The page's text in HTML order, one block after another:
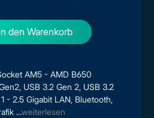
AM5 - AMD B650
USB 3.2 Gen 2, USB 3.2
- 2.5 Gigabit LAN, Bluetooth,
...weiterlesen
den Warenkorb